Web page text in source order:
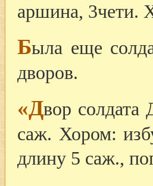
аршина, 3чети.
Была еще
дворов.
«Двор солдата
саж. Хором:
длину 5 саж.,